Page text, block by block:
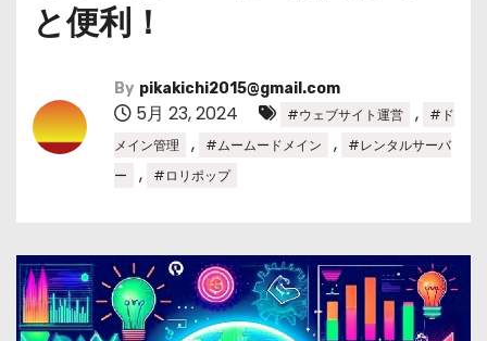
と便利！
By pikakichi2015@gmail.com
5月 23, 2024 #ウェブサイト運営 ,
#ド
メイン管理
, #ムームードメイン ,
#レンタルサーバ
ー
, #ロリポップ